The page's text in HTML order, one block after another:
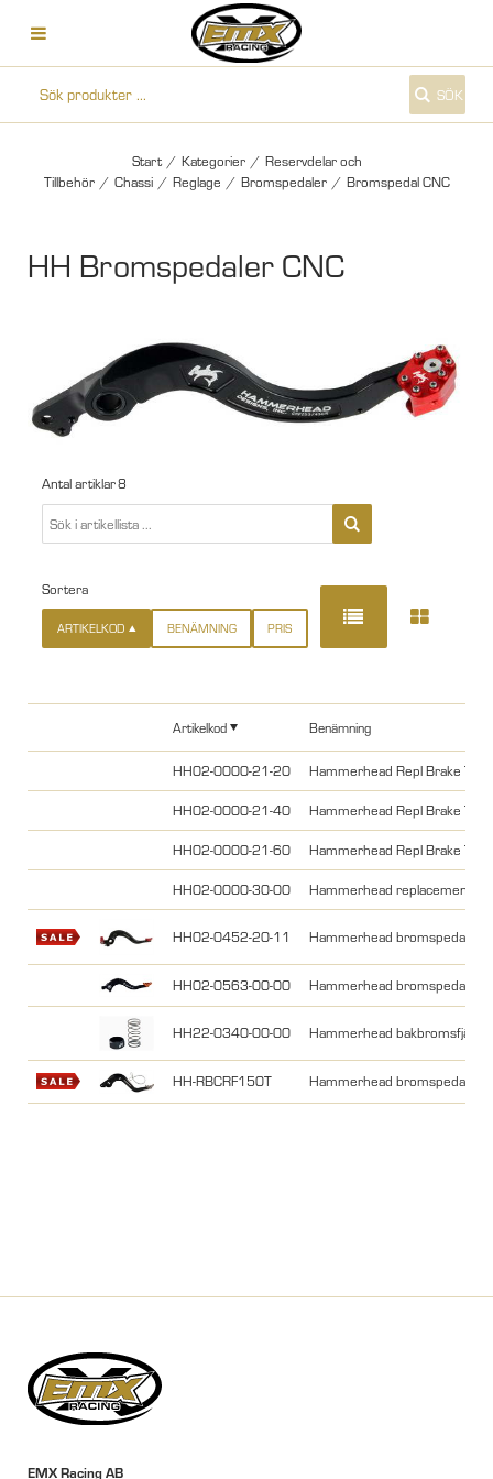
SÖK
Start / Kategorier / Reservdelar och
Tillbehör / Chassi / Reglage / Bromspedaler / Bromspedal CNC
HH Bromspedaler CNC
Antal artiklar8
Sortera
ARTIKELKOD BENÄMNING PRIS
Artikelkod Benämning
HH02-0000-21-20 Hammerhead Repl Brake Tip
HH02-0000-21-40 Hammerhead Repl Brake Tip
HH02-0000-21-60 Hammerhead Repl Brake Tip
HH02-0000-30-00 Hammerhead replacement
HH02-0452-20-11 Hammerhead bromspedal -
HH02-0563-00-00 Hammerhead bromspedal -
HH22-0340-00-00 Hammerhead bakbromsfjäder
HH-RBCRF150T Hammerhead bromspedal,
EMX Racing AB